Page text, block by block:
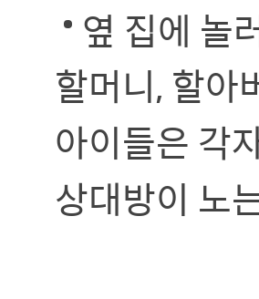
옆 집에 놀
할머니, 할아
아이들은 각
상대방이 노